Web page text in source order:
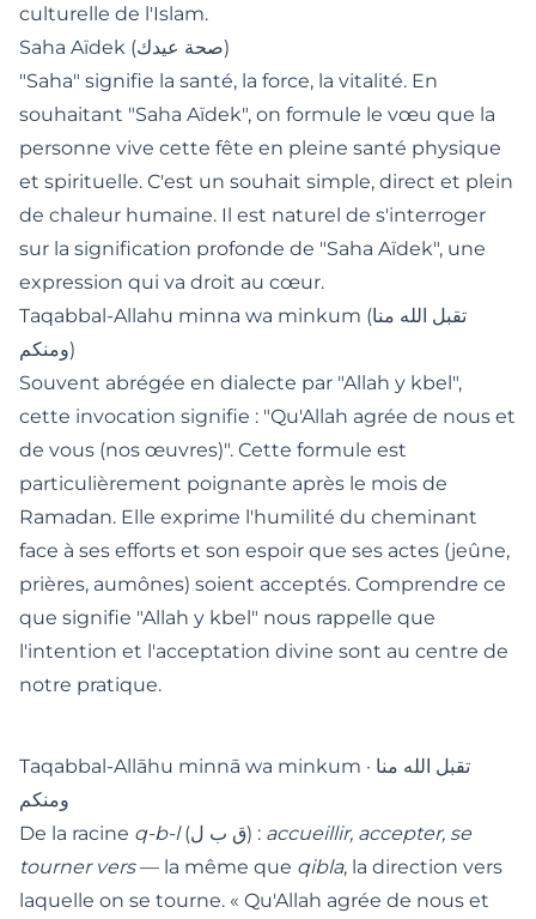
culturelle de l'Islam.
Saha Aïdek (صحة عيدك)
"Saha" signifie la santé, la force, la vitalité. En
souhaitant "Saha Aïdek", on formule le vœu que la
personne vive cette fête en pleine santé physique
et spirituelle. C'est un souhait simple, direct et plein
de chaleur humaine. Il est naturel de s'interroger
sur la signification profonde de "Saha Aïdek", une
expression qui va droit au cœur.
Taqabbal-Allahu minna wa minkum (تقبل الله منا
ومنكم)
Souvent abrégée en dialecte par "Allah y kbel",
cette invocation signifie : "Qu'Allah agrée de nous et
de vous (nos œuvres)". Cette formule est
particulièrement poignante après le mois de
Ramadan. Elle exprime l'humilité du cheminant
face à ses efforts et son espoir que ses actes (jeûne,
prières, aumônes) soient acceptés. Comprendre ce
que signifie "Allah y kbel" nous rappelle que
l'intention et l'acceptation divine sont au centre de
notre pratique.
Taqabbal-Allāhu minnā wa minkum · تقبل الله منا
ومنكم
De la racine q-b-l (ق ب ل) : accueillir, accepter, se
tourner vers— la même que qibla, la direction vers
laquelle on se tourne. « Qu'Allah agrée de nous et